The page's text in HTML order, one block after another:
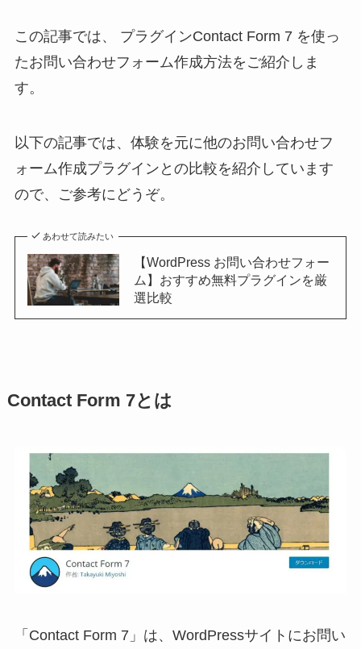
この記事では、 プラグインContact Form 7 を使っ
たお問い合わせフォーム作成方法をご紹介しま
す。
以下の記事では、体験を元に他のお問い合わせフ
ォーム作成プラグインとの比較を紹介しています
ので、ご参考にどうぞ。
あわせて読みたい
【WordPress お問い合わせフォー
ム】おすすめ無料プラグインを厳
選比較
Contact Form 7とは
「Contact Form 7」は、WordPressサイトにお問い